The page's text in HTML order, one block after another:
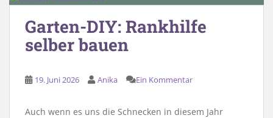
Garten-DIY: Rankhilfe
selber bauen
19. Juni 2026 Anika Ein Kommentar
Auch wenn es uns die Schnecken in diesem Jahr